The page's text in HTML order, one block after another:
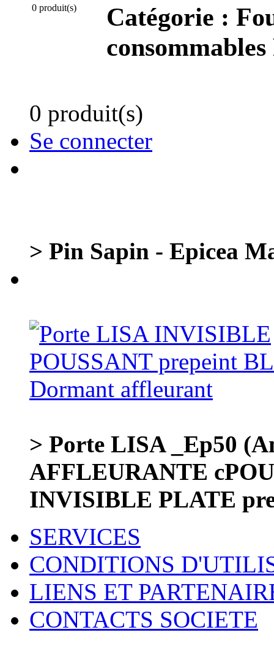
0 produit(s) Catégorie :
0 produit(s)
Se connecter
> Pin Sapin - Epicea
> Porte LISA _Ep50
AFFLEURANTE
INVISIBLE PLATE
SERVICES
CONDITIONS
LIENS ET
CONTACTS SOCIETE